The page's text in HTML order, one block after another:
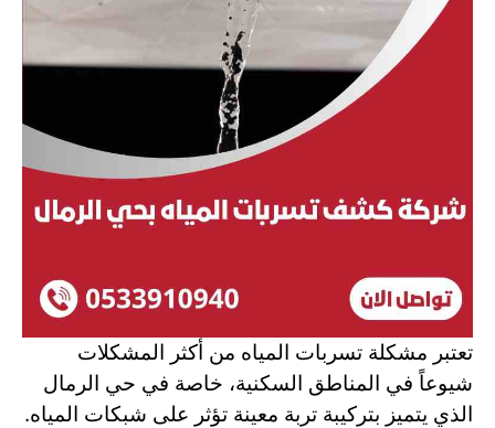
تعتبر مشكلة تسربات المياه من أكثر المشكلات
شيوعاً في المناطق السكنية، خاصة في حي الرمال
الذي يتميز بتركيبة تربة معينة تؤثر على شبكات المياه.